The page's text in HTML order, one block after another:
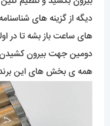
دیگه از گزینه های
های ساعت باز بشه تا در
دومین جهت بیرون
همه ی بخش های این